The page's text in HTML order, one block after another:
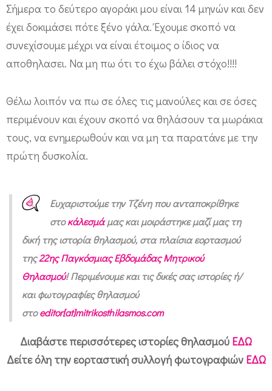
ο
.
Μ
ό
ο
έ
τ
σ
ν
ό
Σήμερα το δεύτερο αγοράκι μου είναι 14 μηνών και δεν
έχει δοκιμάσει πότε ξένο γάλα. Έχουμε σκοπό να
συνεχίσουμε μέχρι να είναι έτοιμος ο ίδιος να
αποθηλασει. Να μη πω ότι το έχω βάλει στόχο!!!!
Θέλω λοιπόν να πω σε όλες τις μανούλες και σε όσες
περιμένουν και έχουν σκοπό να θηλάσουν τα μωράκια
τους, να ενημερωθούν και να μη τα παρατάνε με την
πρώτη δυσκολία.
Ευχαριστούμε την Τζένη που ανταποκρίθηκε
στοκάλεσμάμας και μοιράστηκε μαζί μας τη
δική της ιστορία θηλασμού, στα πλαίσια εορτασμού
της22ης Παγκόσμιας Εβδομάδας Μητρικού
Θηλασμού! Περιμένουμε και τις δικές σας ιστορίες ή/
και φωτογραφίες θηλασμού
στοeditor[at]mitrikosthilasmos.com
Διαβάστε περισσότερες ιστορίες θηλασμού ΕΔΩ
Δείτε όλη την εορταστική συλλογή φωτογραφιών ΕΔΩ